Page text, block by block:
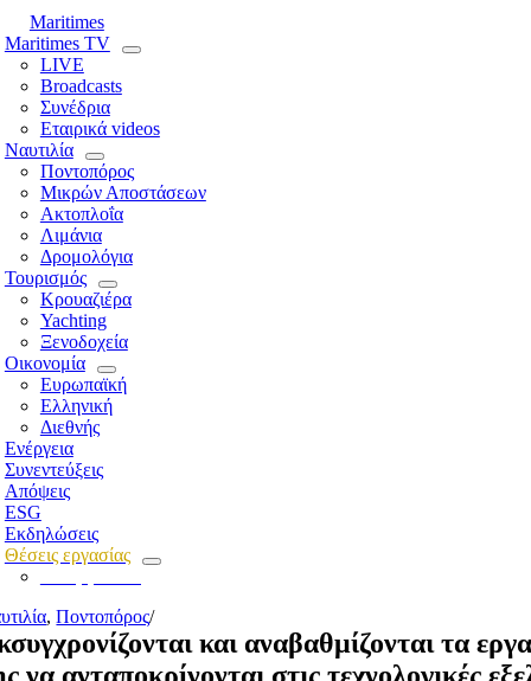
Maritimes
Maritimes TV
LIVE
Broadcasts
Συνέδρια
Εταιρικά videos
Ναυτιλία
Ποντοπόρος
Μικρών Αποστάσεων
Ακτοπλοΐα
Λιμάνια
Δρομολόγια
Τουρισμός
Κρουαζιέρα
Yachting
Ξενοδοχεία
Οικονομία
Ευρωπαϊκή
Ελληνική
Διεθνής
Ενέργεια
Συνεντεύξεις
Απόψεις
ESG
Εκδηλώσεις
Θέσεις εργασίας
,Ποντοπόρος/
και αναβαθμίζονται τα